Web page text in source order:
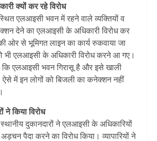
क्यों कर रहे विरोध
एलआइसी भवन में रहने वाले व्यक्तियों व
देने का एलआइसी के अधिकारी विरोध कर
ओर से भूमिगत लाइन का कार्य रुकवाया जा
भी एलआइसी के अधिकारी विरोध करने आ गए।
कि एलआइसी भवन गिरासू है और इसे खाली
ऐसे में इन लोगों को बिजली का कनेक्शन नहीं
ने किया विरोध
दुकानदारों ने एलआइसी के अधिकारियों
पैदा करने का विरोध किया। व्यापारियों ने